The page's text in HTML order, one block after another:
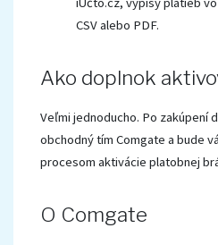
CSV alebo PDF.
Ako doplnok
Veľmi jednoducho. Po zakúpení
obchodný tím Comgate a bude
procesom aktivácie platobnej
O Comgate